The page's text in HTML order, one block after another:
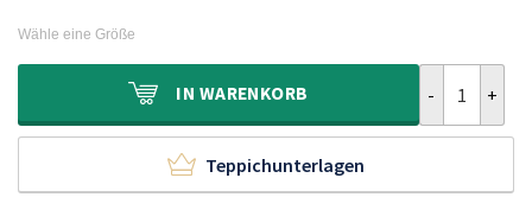
Wähle eine Größe
IN WARENKORB
Teppichunterlagen